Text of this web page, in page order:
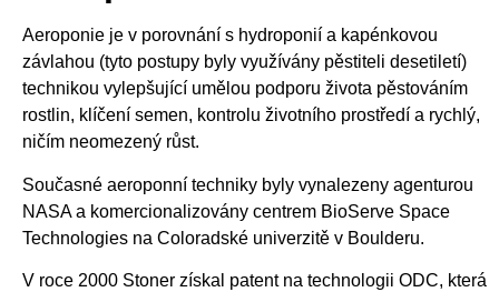
Aeroponie je v porovnání s hydroponií a kapénkovou
závlahou (tyto postupy byly využívány pěstiteli desetiletí)
technikou vylepšující umělou podporu života pěstováním
rostlin, klíčení semen, kontrolu životního prostředí a rychlý,
ničím neomezený růst.
Současné aeroponní techniky byly vynalezeny agenturou
NASA a komercionalizovány centrem BioServe Space
Technologies na Coloradské univerzitě v Boulderu.
V roce 2000 Stoner získal patent na technologii ODC, která